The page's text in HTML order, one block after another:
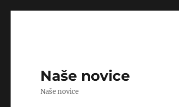
Naše novice
Naše novice